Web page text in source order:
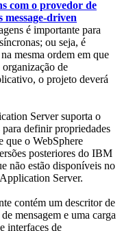
com o provedor de
driven
é importante para
ou seja, é
mesma ordem em que
de
o projeto deverá
Serversuporta o
definir propriedades
que o WebSphere
posteriores do IBM
não estão disponíveis no
Server.
contém um descritor de
mensagem e uma carga
interfaces de